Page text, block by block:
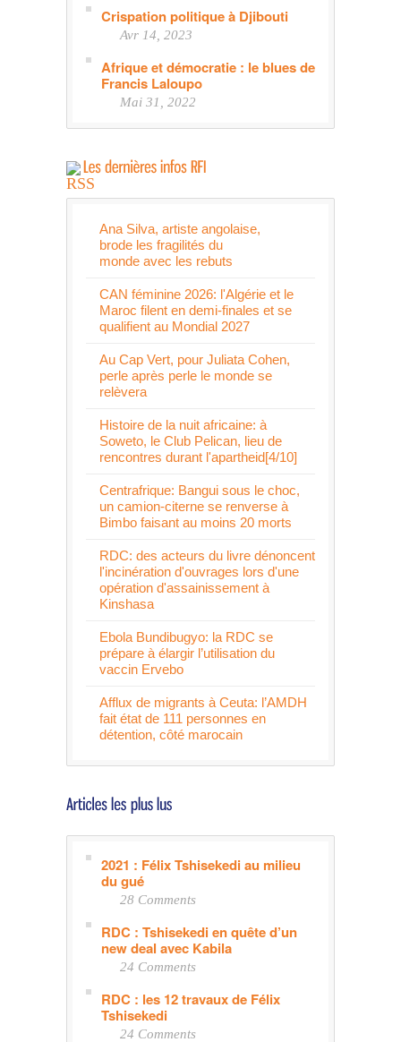
Crispation politique à Djibouti
Avr 14, 2023
Afrique et démocratie : le blues de
Francis Laloupo
Mai 31, 2022
Ana Silva, artiste angolaise,
brode les fragilités du
monde avec les rebuts
CAN féminine 2026: l'Algérie et le
Maroc filent en demi-finales et se
qualifient au Mondial 2027
Au Cap Vert, pour Juliata Cohen,
perle après perle le monde se
relèvera
Histoire de la nuit africaine: à
Soweto, le Club Pelican, lieu de
rencontres durant l'apartheid[4/10]
Centrafrique: Bangui sous le choc,
un camion-citerne se renverse à
Bimbo faisant au moins 20 morts
RDC: des acteurs du livre dénoncent
l'incinération d'ouvrages lors d'une
opération d'assainissement à
Kinshasa
Ebola Bundibugyo: la RDC se
prépare à élargir l’utilisation du
vaccin Ervebo
Afflux de migrants à Ceuta: l’AMDH
fait état de 111 personnes en
détention, côté marocain
2021 : Félix Tshisekedi au milieu
du gué
28 Comments
RDC : Tshisekedi en quête d’un
new deal avec Kabila
24 Comments
RDC : les 12 travaux de Félix
Tshisekedi
24 Comments